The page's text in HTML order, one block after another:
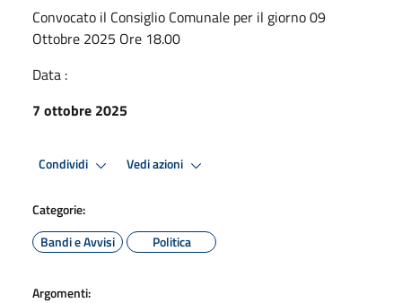
Convocato il Consiglio Comunale per il giorno 09
Ottobre 2025 Ore 18.00
Data :
7 ottobre 2025
Condividi Vedi azioni
Categorie:
Bandi e Avvisi
Politica
Argomenti: